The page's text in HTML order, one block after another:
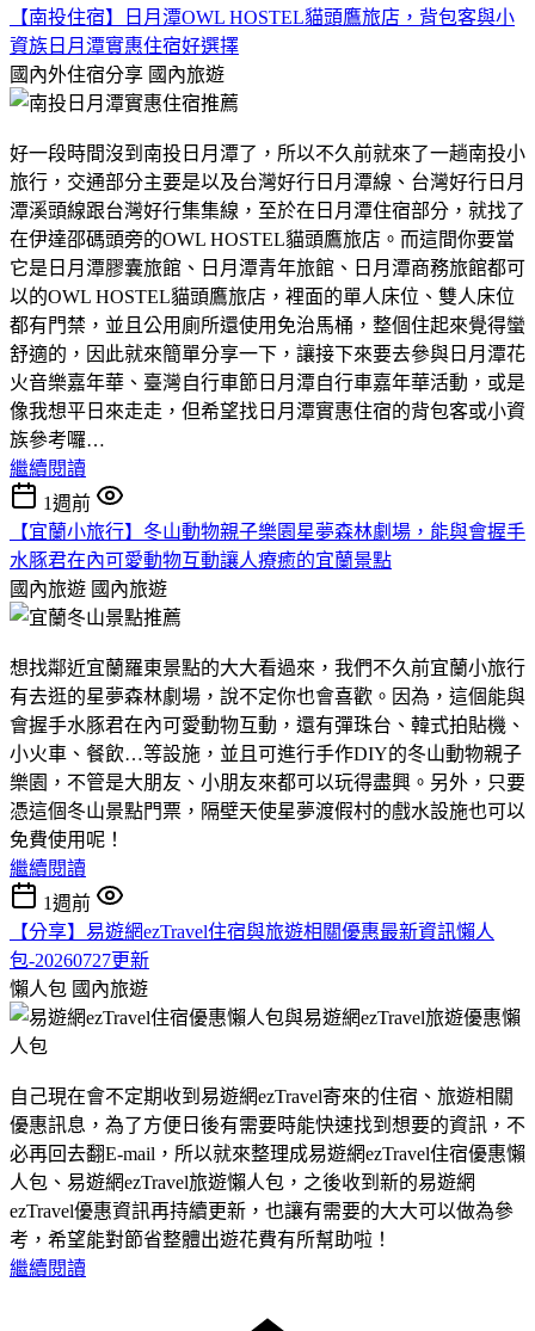
【南投住宿】日月潭OWL HOSTEL貓頭鷹旅店，背包客與小
資族日月潭實惠住宿好選擇
國內外住宿分享 國內旅遊
好一段時間沒到南投日月潭了，所以不久前就來了一趟南投小
旅行，交通部分主要是以及台灣好行日月潭線、台灣好行日月
潭溪頭線跟台灣好行集集線，至於在日月潭住宿部分，就找了
在伊達邵碼頭旁的OWL HOSTEL貓頭鷹旅店。而這間你要當
它是日月潭膠囊旅館、日月潭青年旅館、日月潭商務旅館都可
以的OWL HOSTEL貓頭鷹旅店，裡面的單人床位、雙人床位
都有門禁，並且公用廁所還使用免治馬桶，整個住起來覺得蠻
舒適的，因此就來簡單分享一下，讓接下來要去參與日月潭花
火音樂嘉年華、臺灣自行車節日月潭自行車嘉年華活動，或是
像我想平日來走走，但希望找日月潭實惠住宿的背包客或小資
族參考囉…
繼續閱讀
1週前
【宜蘭小旅行】冬山動物親子樂園星夢森林劇場，能與會握手
水豚君在內可愛動物互動讓人療癒的宜蘭景點
國內旅遊 國內旅遊
想找鄰近宜蘭羅東景點的大大看過來，我們不久前宜蘭小旅行
有去逛的星夢森林劇場，說不定你也會喜歡。因為，這個能與
會握手水豚君在內可愛動物互動，還有彈珠台、韓式拍貼機、
小火車、餐飲…等設施，並且可進行手作DIY的冬山動物親子
樂園，不管是大朋友、小朋友來都可以玩得盡興。另外，只要
憑這個冬山景點門票，隔壁天使星夢渡假村的戲水設施也可以
免費使用呢！
繼續閱讀
1週前
【分享】易遊網ezTravel住宿與旅遊相關優惠最新資訊懶人
包-20260727更新
懶人包 國內旅遊
自己現在會不定期收到易遊網ezTravel寄來的住宿、旅遊相關
優惠訊息，為了方便日後有需要時能快速找到想要的資訊，不
必再回去翻E-mail，所以就來整理成易遊網ezTravel住宿優惠懶
人包、易遊網ezTravel旅遊懶人包，之後收到新的易遊網
ezTravel優惠資訊再持續更新，也讓有需要的大大可以做為參
考，希望能對節省整體出遊花費有所幫助啦！
繼續閱讀